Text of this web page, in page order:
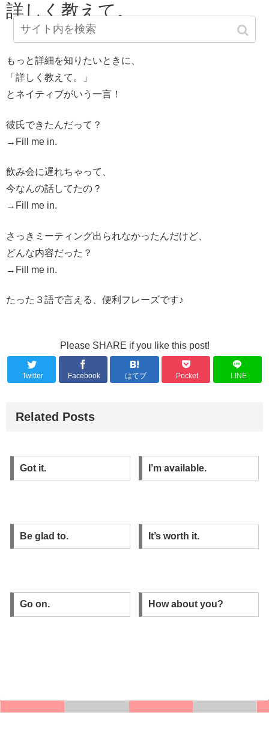
詳しく教えて。
もっと詳細を知りたいときに、
「詳しく教えて。」
とネイティブがいう一言！
彼氏できたんだって？
→ Fill me in.
飲み会に遅れちゃって、
今なんの話してたの？
→ Fill me in.
さっきミーティング出られなかったんだけど、
どんな内容だった？
→ Fill me in.
たった３語で言える、便利フレーズです♪
Please SHARE if you like this post!
Twitter Facebook はてブ Pocket LINE
Related Posts
Got it. I’m available.
Be glad to. It’s worth it.
Go on. How about you?